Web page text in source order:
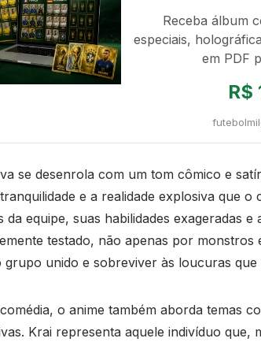
Receba álbum
especiais,
em PDF
R$
se desenrola com um tom cômico e
e a realidade explosiva que o
da equipe, suas habilidades exageradas
testado, não apenas por monstros
grupo unido e sobreviver às loucuras que
o anime também aborda temas
Krai representa aquele indivíduo que,